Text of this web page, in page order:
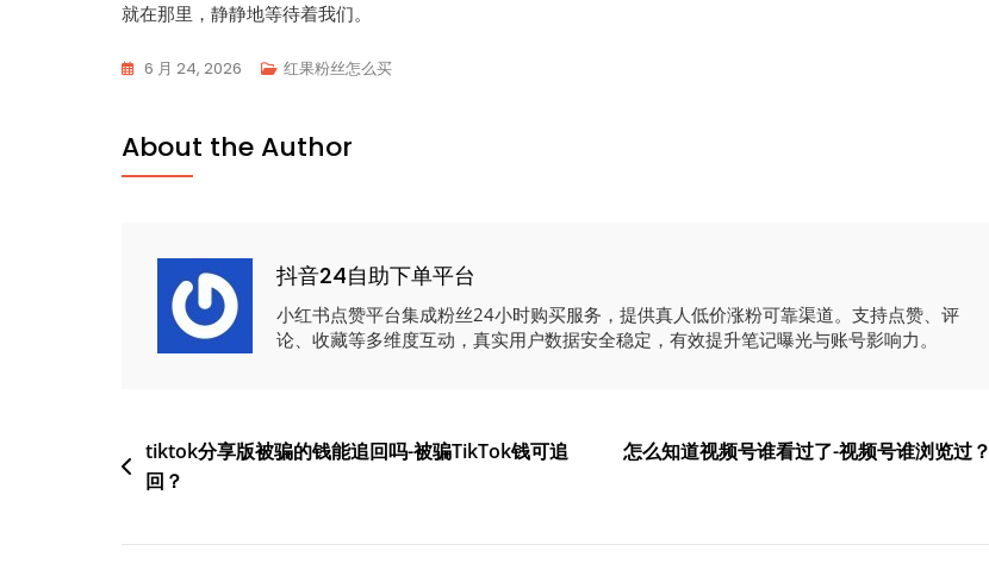
就在那里，静静地等待着我们。
6 月 24, 2026 红果粉丝怎么买
About the Author
抖音24自助下单平台
小红书点赞平台集成粉丝24小时购买服务，提供真人低价涨粉可靠渠道。支持点赞、评
论、收藏等多维度互动，真实用户数据安全稳定，有效提升笔记曝光与账号影响力。
文
章
导
tiktok分享版被骗的钱能追回吗-被骗TikTok钱可追
回？
怎么知道视频号谁看过了-视频号谁浏览过？